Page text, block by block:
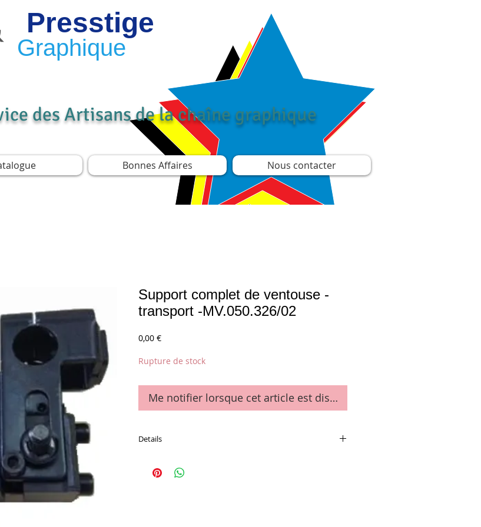
Presstige
Graphique
des Artisans de la chaîne graphique
Bonnes Affaires Nous contacter
Support complet de ventouse -
transport -MV.050.326/02
0,00 €Prix
Rupture de stock
Me notifier lorsque cet article est disponible
Details